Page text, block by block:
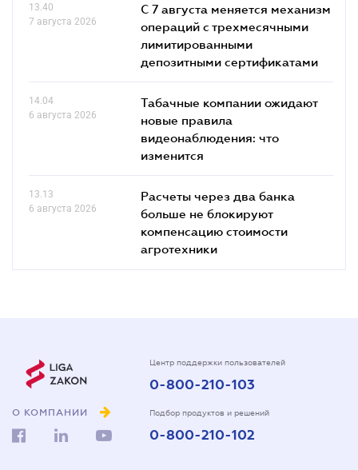
13.40
7 августа 2026
С 7 августа меняется механизм
операций с трехмесячными
лимитированными
депозитными сертификатами
14.04
6 августа 2026
Табачные компании ожидают
новые правила
видеонаблюдения: что
изменится
13.13
6 августа 2026
Расчеты через два банка
больше не блокируют
компенсацию стоимости
агротехники
О КОМПАНИИ
Центр поддержки пользователей
0-800-210-103
Подбор продуктов и решений
0-800-210-102